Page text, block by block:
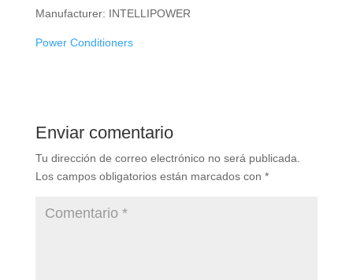
Manufacturer: INTELLIPOWER
Power Conditioners
Enviar comentario
Tu dirección de correo electrónico no será publicada.
Los campos obligatorios están marcados con *